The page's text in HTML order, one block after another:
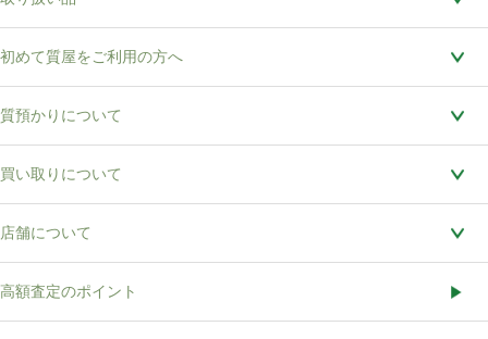
初めて質屋をご利用の方へ
質預かりについて
買い取りについて
店舗について
高額査定のポイント